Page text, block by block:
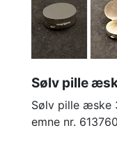
Sølv pille
Sølv pille æske
emne nr. 613760